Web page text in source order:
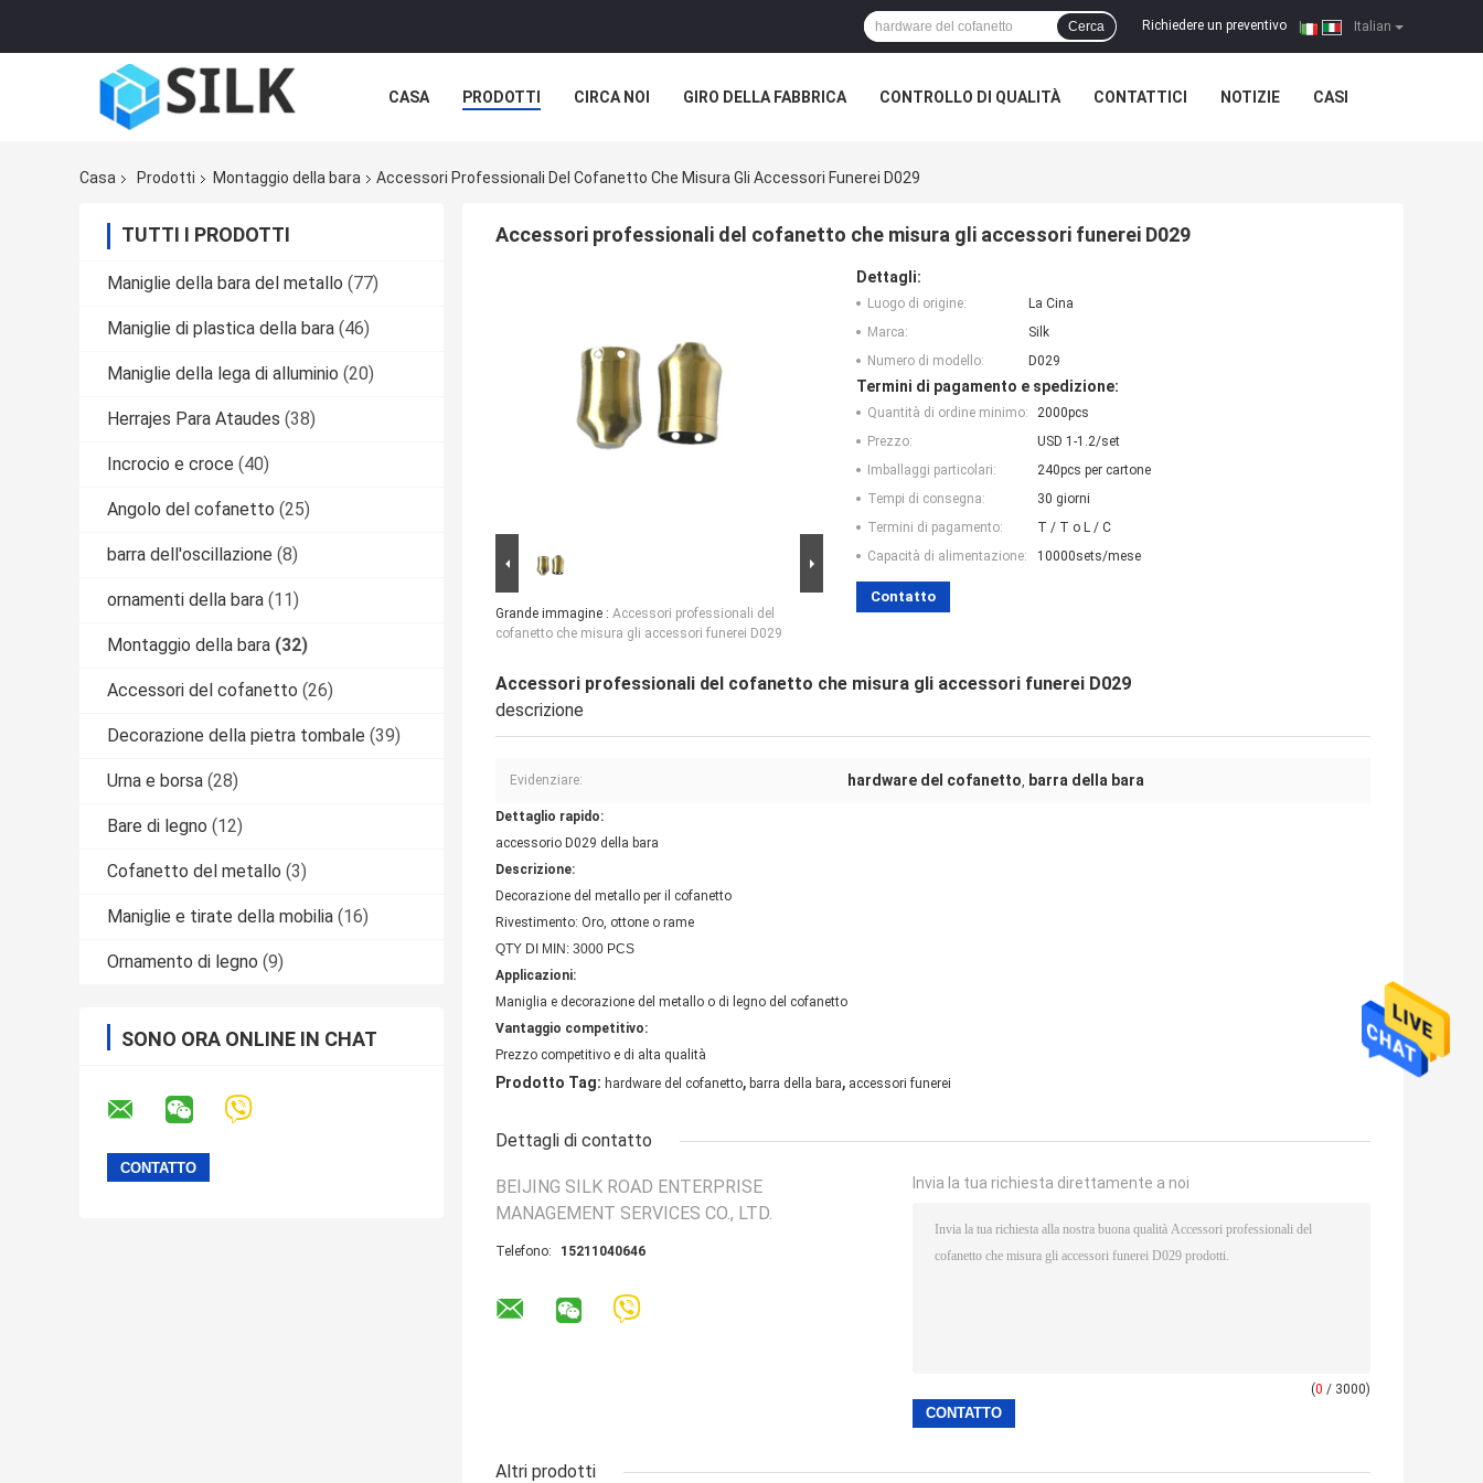
Italian
Richiedere un preventivo |
Cerca
CASA PRODOTTI CIRCA NOI GIRO DELLA FABBRICA CONTROLLO DI QUALITÀ CONTATTICI NOTIZIE CASI
Casa Prodotti Montaggio della bara Accessori Professionali Del Cofanetto Che Misura Gli Accessori Funerei D029
TUTTI I PRODOTTI
Maniglie della bara del metallo (77)
Maniglie di plastica della bara (46)
Maniglie della lega di alluminio (20)
Herrajes Para Ataudes (38)
Incrocio e croce (40)
Angolo del cofanetto (25)
barra dell'oscillazione (8)
ornamenti della bara (11)
Montaggio della bara (32)
Accessori del cofanetto (26)
Decorazione della pietra tombale (39)
Urna e borsa (28)
Bare di legno (12)
Cofanetto del metallo (3)
Maniglie e tirate della mobilia (16)
Ornamento di legno (9)
SONO ORA ONLINE IN CHAT
Accessori professionali del cofanetto che misura gli accessori funerei D029
Grande immagine : Accessori professionali del
cofanetto che misura gli accessori funerei D029
Dettagli:
Luogo di origine:
La Cina
Marca:
Silk
Numero di modello:
D029
Termini di pagamento e spedizione:
Quantità di ordine minimo:
2000pcs
Prezzo:
USD 1-1.2/set
Imballaggi particolari:
240pcs per cartone
Tempi di consegna:
30 giorni
Termini di pagamento:
T / T o L / C
Capacità di alimentazione:
10000sets/mese
Contatto
Accessori professionali del cofanetto che misura gli accessori funerei D029
descrizione
Evidenziare: hardware del cofanetto, barra della bara
Dettaglio rapido:
accessorio D029 della bara
Descrizione:
Decorazione del metallo per il cofanetto
Rivestimento: Oro, ottone o rame
QTY DI MIN: 3000 PCS
Applicazioni:
Maniglia e decorazione del metallo o di legno del cofanetto
Vantaggio competitivo:
Prezzo competitivo e di alta qualità
Prodotto Tag: hardware del cofanetto, barra della bara, accessori funerei
Dettagli di contatto
BEIJING SILK ROAD ENTERPRISE
MANAGEMENT SERVICES CO., LTD.
Telefono: 15211040646
Invia la tua richiesta direttamente a noi
(0 / 3000)
Altri prodotti